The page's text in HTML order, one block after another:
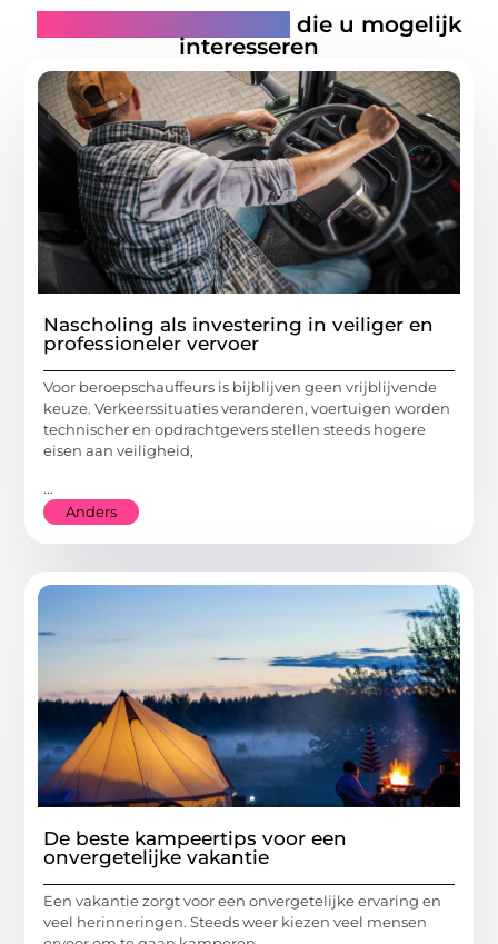
die u mogelijk
interesseren
Nascholing als investering in veiliger en
professioneler vervoer
Voor beroepschauffeurs is bijblijven geen vrijblijvende
keuze. Verkeerssituaties veranderen, voertuigen worden
technischer en opdrachtgevers stellen steeds hogere
eisen aan veiligheid,
...
Anders
De beste kampeertips voor een
onvergetelijke vakantie
Een vakantie zorgt voor een onvergetelijke ervaring en
veel herinneringen. Steeds weer kiezen veel mensen